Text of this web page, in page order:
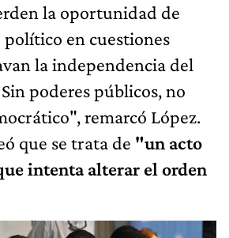
la oportunidad de
en cuestiones
la independencia del
poderes públicos, no
remarcó López.
que se trata de "un acto
intenta alterar el orden